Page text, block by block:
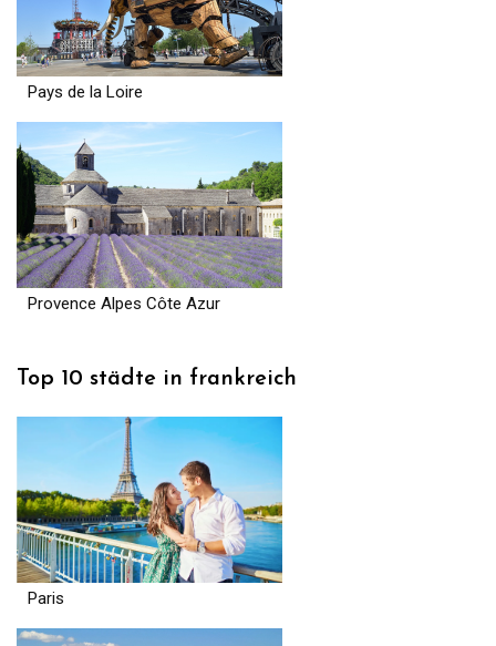
Pays de la Loire
Provence Alpes Côte Azur
Top 10 städte in frankreich
Paris